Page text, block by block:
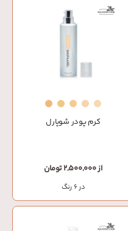
کرم پودر شوپارل
از 2,500,000 تومان
در 6 رنگ